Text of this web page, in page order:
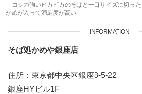
コシの強いピカピカのそばと一口サイズに切っ
かめが入って満足度が高い
INFORMATION
そば処かめや銀座店
住所：東京都中央区銀座8-5-22
銀座HYビル1F